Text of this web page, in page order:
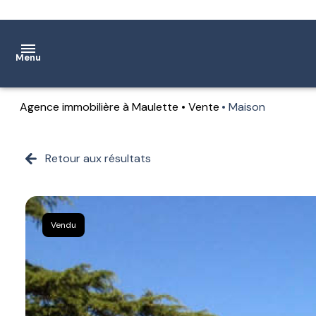
Menu
Ventes
Notre
agence
Estimation
Contact
Agence immobilière à Maulette Vente Maison
Retour aux résultats
Vendu